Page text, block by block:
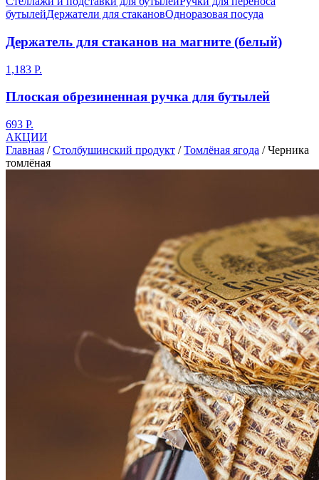
бутылейДержатели для стакановОдноразовая посуда
Держатель для стаканов на магните (белый)
1,183 Р.
Плоская обрезиненная ручка для бутылей
693 Р.
АКЦИИ
Главная /Столбушинский продукт /Томлёная ягода /Черника
томлёная